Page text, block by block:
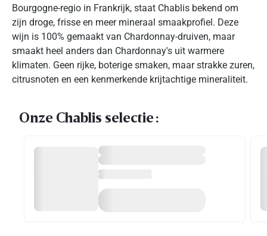
Bourgogne-regio in Frankrijk, staat Chablis bekend om
zijn droge, frisse en meer mineraal smaakprofiel. Deze
wijn is 100% gemaakt van Chardonnay-druiven, maar
smaakt heel anders dan Chardonnay's uit warmere
klimaten. Geen rijke, boterige smaken, maar strakke zuren,
citrusnoten en een kenmerkende krijtachtige mineraliteit.
Onze Chablis selectie :